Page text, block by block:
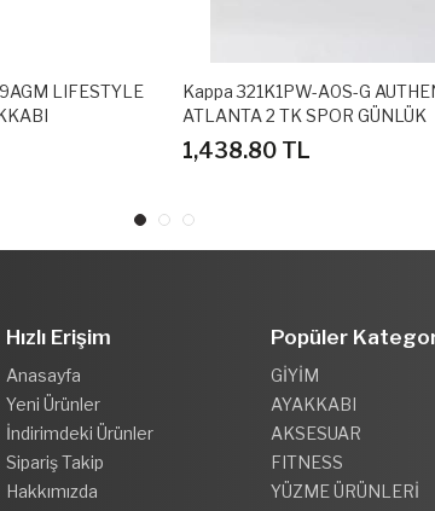
LIFESTYLE
Kappa 321K1PW-A0S-G
ATLANTA 2 TK SPOR GÜNLÜK
AYAKKABI
1,438.80 TL
Hızlı Erişim
Anasayfa
Yeni Ürünler
İndirimdeki Ürünler
Sipariş Takip
Hakkımızda
Popüler
GİYİM
AYAKKABI
AKSESUAR
FITNESS
YÜZME ÜRÜNLERİ